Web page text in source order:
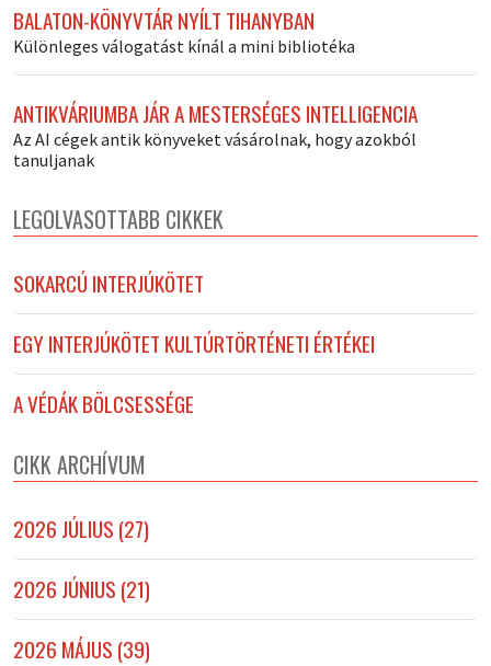
BALATON-KÖNYVTÁR NYÍLT TIHANYBAN
Különleges válogatást kínál a mini bibliotéka
ANTIKVÁRIUMBA JÁR A MESTERSÉGES INTELLIGENCIA
Az AI cégek antik könyveket vásárolnak, hogy azokból
tanuljanak
LEGOLVASOTTABB CIKKEK
SOKARCÚ INTERJÚKÖTET
EGY INTERJÚKÖTET KULTÚRTÖRTÉNETI ÉRTÉKEI
A VÉDÁK BÖLCSESSÉGE
CIKK ARCHÍVUM
2026 JÚLIUS (27)
2026 JÚNIUS (21)
2026 MÁJUS (39)